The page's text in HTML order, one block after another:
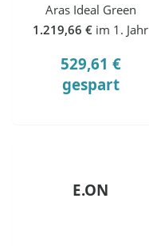
Aras Ideal Green
1.219,66 € im 1. Jahr
529,61 €
gespart
E.ON